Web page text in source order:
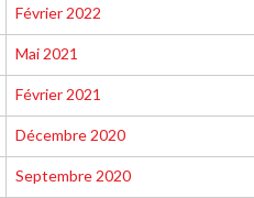
Règles
officielles de
pickleball
Endroits où
jouer
Canada
Février 2022
Mai 2021
Février 2021
Décembre 2020
Septembre 2020